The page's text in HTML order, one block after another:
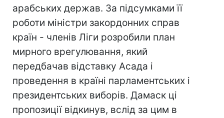
арабських держав. За підсумками її
роботи міністри закордонних справ
країн - членів Ліги розробили план
мирного врегулювання, який
передбачав відставку Асада і
проведення в країні парламентських і
президентських виборів. Дамаск ці
пропозиції відкинув, вслід за цим в